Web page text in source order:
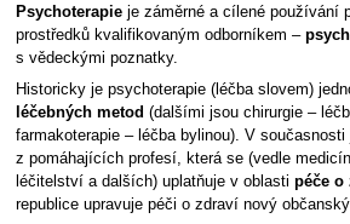
Skočit
na
navigaci
Skočit
na
vyhledávání
Psychoterapieje záměrné a cílené používání
prostředků kvalifikovaným odborníkem –
s vědeckými poznatky.
Historicky je psychoterapie (léčba slovem)
léčebných metod (dalšími jsou chirurgie –
farmakoterapie – léčba bylinou). V
z pomáhajících profesí, která se (vedle
léčitelství a dalších) uplatňuje v oblasti péče o
republice upravuje péči o zdraví nový